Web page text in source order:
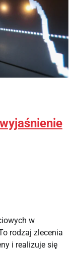
w
rodzaj zlecenia
i realizuje się